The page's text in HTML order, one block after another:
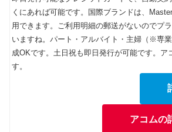
くにあれば可能です。国際ブランドは、
用できます。ご利用明細の郵送がないのでプ
いますね。パート・アルバイト・主婦（※専
成OKです。土日祝も即日発行が可能です。ア
す。
アコムの